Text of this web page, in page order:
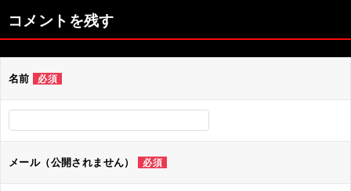
ビ
ゲ
ー
シ
ョ
ン
コメントを残す
名前 必須
メール（公開されません） 必須